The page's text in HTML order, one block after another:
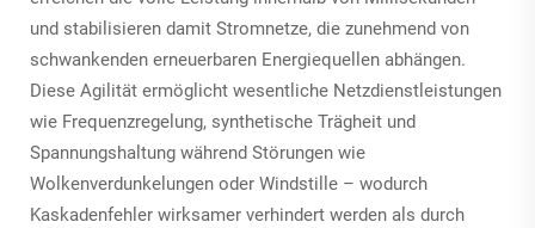
und stabilisieren damit Stromnetze, die zunehmend von
schwankenden erneuerbaren Energiequellen abhängen.
Diese Agilität ermöglicht wesentliche Netzdienstleistungen
wie Frequenzregelung, synthetische Trägheit und
Spannungshaltung während Störungen wie
Wolkenverdunkelungen oder Windstille – wodurch
Kaskadenfehler wirksamer verhindert werden als durch